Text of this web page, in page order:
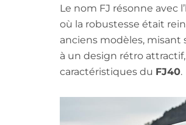
Le nom FJ résonne avec
où la robustesse était
anciens modèles, misant
à un design rétro
caractéristiques du FJ40.